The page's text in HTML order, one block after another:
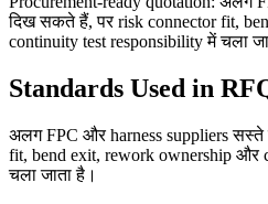
दिख सकते हैं, पर risk connector fit,
continuity test responsibility में चला
Standards Used in
अलग FPC और harness suppliers
fit, bend exit, rework ownership और
चला जाता है।